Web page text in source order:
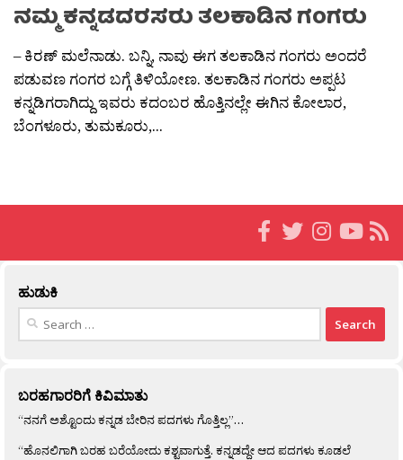
ನಮ್ಮ ಕನ್ನಡದರಸರು ತಲಕಾಡಿನ ಗಂಗರು
– ಕಿರಣ್ ಮಲೆನಾಡು. ಬನ್ನಿ, ನಾವು ಈಗ ತಲಕಾಡಿನ ಗಂಗರು ಅಂದರೆ
ಪಡುವಣ ಗಂಗರ ಬಗ್ಗೆ ತಿಳಿಯೋಣ. ತಲಕಾಡಿನ ಗಂಗರು ಅಪ್ಪಟ
ಕನ್ನಡಿಗರಾಗಿದ್ದು ಇವರು ಕದಂಬರ ಹೊತ್ತಿನಲ್ಲೇ ಈಗಿನ ಕೋಲಾರ,
ಬೆಂಗಳೂರು, ತುಮಕೂರು,...
ಹುಡುಕಿ
Search
ಬರಹಗಾರರಿಗೆ ಕಿವಿಮಾತು
“ನನಗೆ ಅಶ್ಟೊಂದು ಕನ್ನಡ ಬೇರಿನ ಪದಗಳು ಗೊತ್ತಿಲ್ಲ”…
“ಹೊನಲಿಗಾಗಿ ಬರಹ ಬರೆಯೋದು ಕಶ್ಟವಾಗುತ್ತೆ. ಕನ್ನಡದ್ದೇ ಆದ ಪದಗಳು ಕೂಡಲೆ